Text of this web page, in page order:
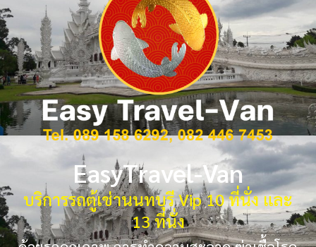
EasyTravel-Van
บริการรถตู้เช่านนทบุรี Vip 10 ที่นั่ง และ
13 ที่นั่ง